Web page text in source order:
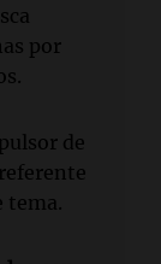
por
de
tema.